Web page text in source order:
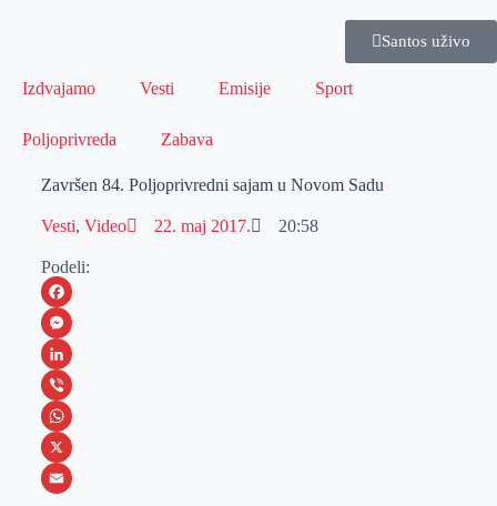
Santos uživo
Izdvajamo Vesti Emisije Sport
Poljoprivreda Zabava
Završen 84. Poljoprivredni sajam u Novom Sadu
Vesti, Video 22. maj 2017. 20:58
Podeli:
F
a
c
e
b
o
M
e
s
s
e
L
i
n
k
V
i
b
W
h
X